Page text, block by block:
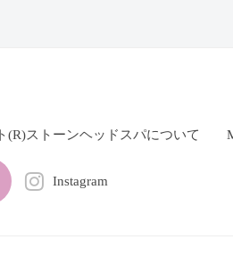
(R)ストーンヘッドスパについて
Instagram